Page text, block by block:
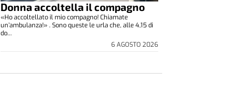
Donna accoltella il compagno
6 AGOSTO 2026
«Ho accoltellato il mio compagno! Chiamate
un’ambulanza!» . Sono queste le urla che, alle 4,15 di
do...